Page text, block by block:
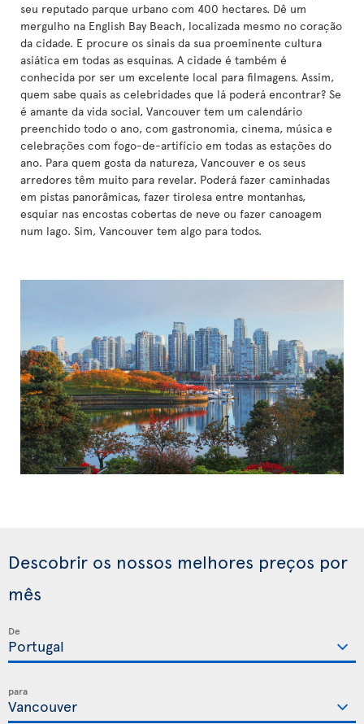
seu reputado parque urbano com 400 hectares. Dê um
mergulho na English Bay Beach, localizada mesmo no coração
da cidade. E procure os sinais da sua proeminente cultura
asiática em todas as esquinas. A cidade é também é
conhecida por ser um excelente local para filmagens. Assim,
quem sabe quais as celebridades que lá poderá encontrar? Se
é amante da vida social, Vancouver tem um calendário
preenchido todo o ano, com gastronomia, cinema, música e
celebrações com fogo-de-artifício em todas as estações do
ano. Para quem gosta da natureza, Vancouver e os seus
arredores têm muito para revelar. Poderá fazer caminhadas
em pistas panorâmicas, fazer tirolesa entre montanhas,
esquiar nas encostas cobertas de neve ou fazer canoagem
num lago. Sim, Vancouver tem algo para todos.
Descobrir os nossos melhores preços por
mês
De
para